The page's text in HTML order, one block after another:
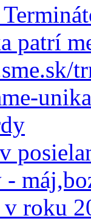
patrí
roku